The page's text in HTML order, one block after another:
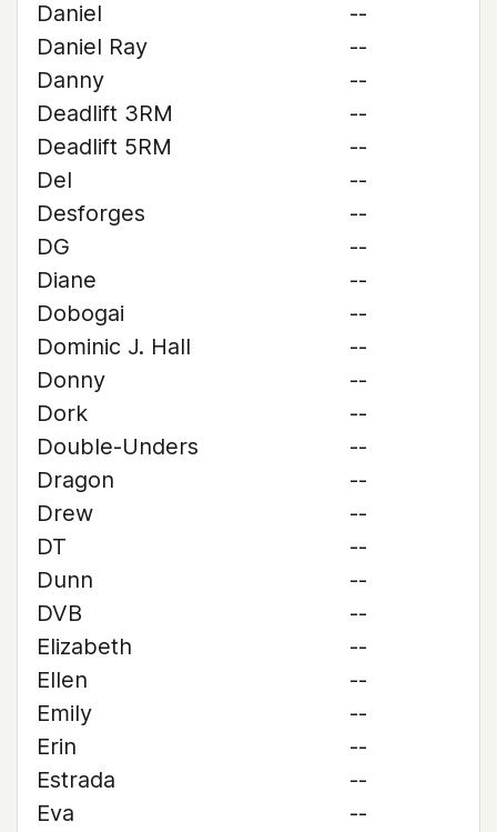
Daniel
--
Daniel Ray
--
Danny
--
Deadlift 3RM
--
Deadlift 5RM
--
Del
--
Desforges
--
DG
--
Diane
--
Dobogai
--
Dominic J. Hall
--
Donny
--
Dork
--
Double-Unders
--
Dragon
--
Drew
--
DT
--
Dunn
--
DVB
--
Elizabeth
--
Ellen
--
Emily
--
Erin
--
Estrada
--
Eva
--